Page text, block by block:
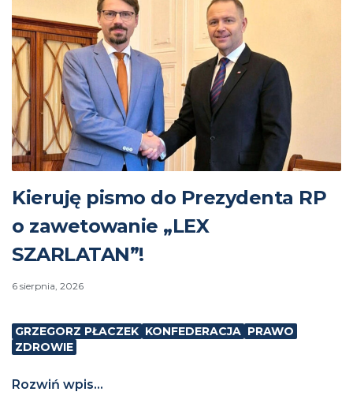
Kieruję pismo do Prezydenta RP
o zawetowanie „LEX
SZARLATAN”!
6 sierpnia, 2026
GRZEGORZ PŁACZEK KONFEDERACJA PRAWO
ZDROWIE
Rozwiń wpis...